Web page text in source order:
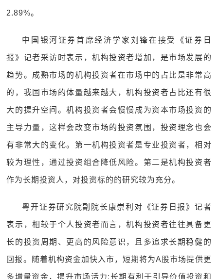
2.89%。
中国银河证券首席经济学家刘锋在接受《证券日
报》记者采访时表示，机构投资者增加，是市场发展的
趋势。成熟市场的机构投资者在市场中的占比是非常高
的，我国市场的体量越来越大，机构投资者占比还有很
大的提升空间。机构投资者会慢慢成为资本市场投资的
主导力量，这样会改变市场的投资氛围，投资理念也会
有非常大的变化。第一机构投资者是专业投资者，相对
较为理性，通过投资组合降低风险。第二是机构投资者
作为长期投资人，对投资标的的研究较为充分。
粤开证券研究院副院长康崇利对《证券日报》记者
表示，相较于个人投资者而言，机构投资者往往具备更
长的投资周期、更高的风险意识，且多追求长期稳健的
回报。随着机构资金加快入市，短期将为A股市场提供更
多增量资金，提升市场活力;长期有利于引导价值投资和